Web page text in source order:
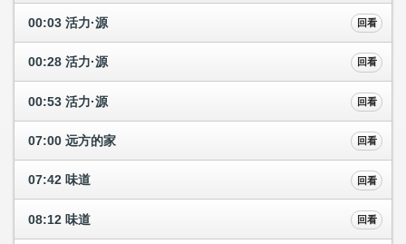
00:03 活力·源 回看
00:28 活力·源 回看
00:53 活力·源 回看
07:00 远方的家 回看
07:42 味道 回看
08:12 味道 回看